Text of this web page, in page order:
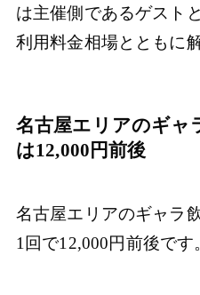
は主催側であるゲスト
利用料金相場とともに
名古屋エリアのギャ
は12,000円前後
名古屋エリアのギャラ
1回で12,000円前後です